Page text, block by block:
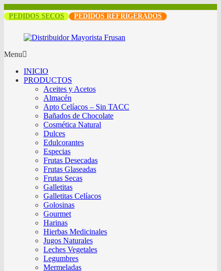
PEDIDOS SECOS PEDIDOS REFRIGERADOS
Menu
INICIO
PRODUCTOS
Aceites y Acetos
Almacén
Apto Celíacos – Sin TACC
Bañados de Chocolate
Cosmética Natural
Dulces
Edulcorantes
Especias
Frutas Desecadas
Frutas Glaseadas
Frutas Secas
Galletitas
Galletitas Celíacos
Golosinas
Gourmet
Harinas
Hierbas Medicinales
Jugos Naturales
Leches Vegetales
Legumbres
Mermeladas